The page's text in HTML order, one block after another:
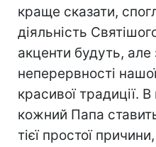
краще сказати,
діяльність
акценти будуть,
неперервності
красивої традиції.
кожний Папа
тієї простої